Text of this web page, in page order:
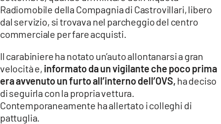
ILVIBONESE.IT
CATANZAROCHANNEL.IT
ANDROID
APPLE
Radiomobile della Compagnia di Castrovillari, libero
dal servizio, si trovava nel parcheggio del centro
commerciale per fare acquisti.
Il carabiniere ha notato un’auto allontanarsi a gran
velocità e, informato da un vigilante che poco prima
era avvenuto un furto all’interno dell’OVS, ha deciso
di seguirla con la propria vettura.
Contemporaneamente ha allertato i colleghi di
pattuglia.